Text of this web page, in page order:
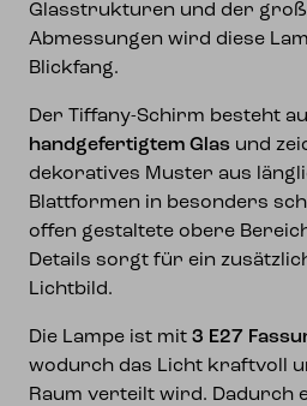
Glasstrukturen und der
Abmessungen wird diese
Blickfang.
Der Tiffany-Schirm besteht
handgefertigtem Glas und
dekoratives Muster aus
Blattformen in besonders
offen gestaltete obere
Details sorgt für ein
Lichtbild.
Die Lampe ist mit 3 E27
wodurch das Licht kraftvoll
Raum verteilt wird. Dadurch